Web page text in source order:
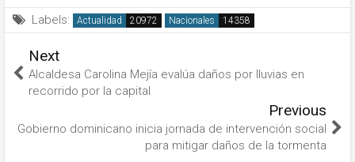
Labels: Actualidad Nacionales
Next
Alcaldesa Carolina Mejía evalúa daños por lluvias en
recorrido por la capital
Previous
Gobierno dominicano inicia jornada de intervención social
para mitigar daños de la tormenta